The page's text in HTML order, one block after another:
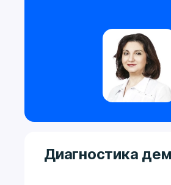
Диагностика